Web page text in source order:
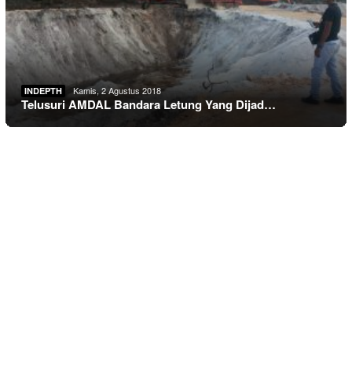
INDEPTH Kamis, 2 Agustus 2018
Telusuri AMDAL Bandara Letung Yang Dijad…